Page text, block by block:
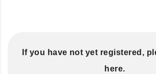
If you have not yet registered,
here.